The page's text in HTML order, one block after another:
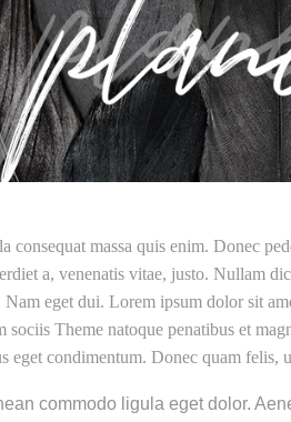
consequat massa quis enim. Donec
a, venenatis vitae, justo. Nullam
Nam eget dui. Lorem ipsum dolor sit
sociis Theme natoque penatibus et
eget condimentum. Donec quam felis,
commodo ligula eget dolor.